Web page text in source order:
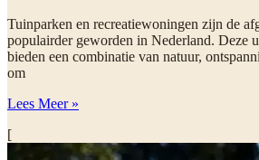
Tuinparken en recreatiewoningen zijn de
populairder geworden in Nederland. Deze
bieden een combinatie van natuur,
om
Lees Meer »
[